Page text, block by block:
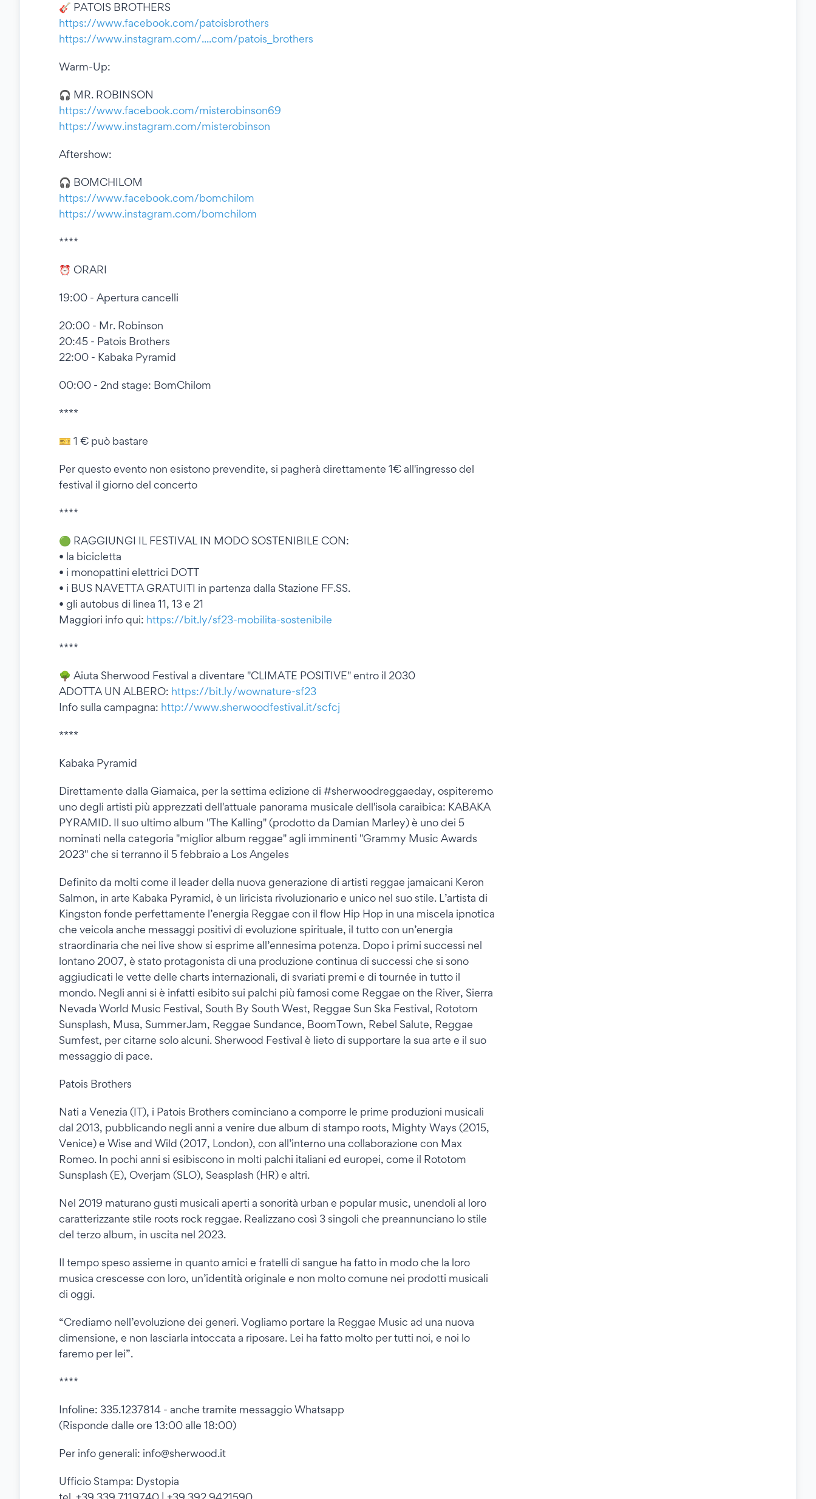
🎸 PATOIS BROTHERS
https://www.facebook.com/patoisbrothers
https://www.instagram.com/....com/patois_brothers
Warm-Up:
🎧 MR. ROBINSON
https://www.facebook.com/misterobinson69
https://www.instagram.com/misterobinson
Aftershow:
🎧 BOMCHILOM
https://www.facebook.com/bomchilom
https://www.instagram.com/bomchilom
****
⏰ ORARI
19:00 - Apertura cancelli
20:00 - Mr. Robinson
20:45 - Patois Brothers
22:00 - Kabaka Pyramid
00:00 - 2nd stage: BomChilom
****
🎫 1 € può bastare
Per questo evento non esistono prevendite, si pagherà direttamente 1€ all'ingresso del
festival il giorno del concerto
****
🟢 RAGGIUNGI IL FESTIVAL IN MODO SOSTENIBILE CON:
• la bicicletta
• i monopattini elettrici DOTT
• i BUS NAVETTA GRATUITI in partenza dalla Stazione FF.SS.
• gli autobus di linea 11, 13 e 21
Maggiori info qui: https://bit.ly/sf23-mobilita-sostenibile
****
🌳 Aiuta Sherwood Festival a diventare "CLIMATE POSITIVE" entro il 2030
ADOTTA UN ALBERO: https://bit.ly/wownature-sf23
Info sulla campagna: http://www.sherwoodfestival.it/scfcj
****
Kabaka Pyramid
Direttamente dalla Giamaica, per la settima edizione di #sherwoodreggaeday, ospiteremo
uno degli artisti più apprezzati dell'attuale panorama musicale dell'isola caraibica: KABAKA
PYRAMID. Il suo ultimo album "The Kalling" (prodotto da Damian Marley) è uno dei 5
nominati nella categoria "miglior album reggae" agli imminenti "Grammy Music Awards
2023" che si terranno il 5 febbraio a Los Angeles
Definito da molti come il leader della nuova generazione di artisti reggae jamaicani Keron
Salmon, in arte Kabaka Pyramid, è un liricista rivoluzionario e unico nel suo stile. L’artista di
Kingston fonde perfettamente l’energia Reggae con il flow Hip Hop in una miscela ipnotica
che veicola anche messaggi positivi di evoluzione spirituale, il tutto con un’energia
straordinaria che nei live show si esprime all’ennesima potenza. Dopo i primi successi nel
lontano 2007, è stato protagonista di una produzione continua di successi che si sono
aggiudicati le vette delle charts internazionali, di svariati premi e di tournée in tutto il
mondo. Negli anni si è infatti esibito sui palchi più famosi come Reggae on the River, Sierra
Nevada World Music Festival, South By South West, Reggae Sun Ska Festival, Rototom
Sunsplash, Musa, SummerJam, Reggae Sundance, BoomTown, Rebel Salute, Reggae
Sumfest, per citarne solo alcuni. Sherwood Festival è lieto di supportare la sua arte e il suo
messaggio di pace.
Patois Brothers
Nati a Venezia (IT), i Patois Brothers cominciano a comporre le prime produzioni musicali
dal 2013, pubblicando negli anni a venire due album di stampo roots, Mighty Ways (2015,
Venice) e Wise and Wild (2017, London), con all’interno una collaborazione con Max
Romeo. In pochi anni si esibiscono in molti palchi italiani ed europei, come il Rototom
Sunsplash (E), Overjam (SLO), Seasplash (HR) e altri.
Nel 2019 maturano gusti musicali aperti a sonorità urban e popular music, unendoli al loro
caratterizzante stile roots rock reggae. Realizzano così 3 singoli che preannunciano lo stile
del terzo album, in uscita nel 2023.
Il tempo speso assieme in quanto amici e fratelli di sangue ha fatto in modo che la loro
musica crescesse con loro, un’identità originale e non molto comune nei prodotti musicali
di oggi.
“Crediamo nell’evoluzione dei generi. Vogliamo portare la Reggae Music ad una nuova
dimensione, e non lasciarla intoccata a riposare. Lei ha fatto molto per tutti noi, e noi lo
faremo per lei”.
****
Infoline: 335.1237814 - anche tramite messaggio Whatsapp
(Risponde dalle ore 13:00 alle 18:00)
Per info generali: info@sherwood.it
Ufficio Stampa: Dystopia